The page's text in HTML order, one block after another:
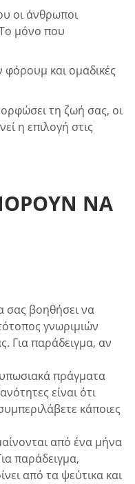
οι άνθρωποι
μόνο που
φόρουμ και ομαδικές
τη ζωή σας, οι
η επιλογή στις
ΝΑ
σας βοηθήσει να
γνωριμιών
Για παράδειγμα, αν
πράγματα
είναι ότι
κάποιες
από ένα μήνα
παράδειγμα,
από τα ψεύτικα και